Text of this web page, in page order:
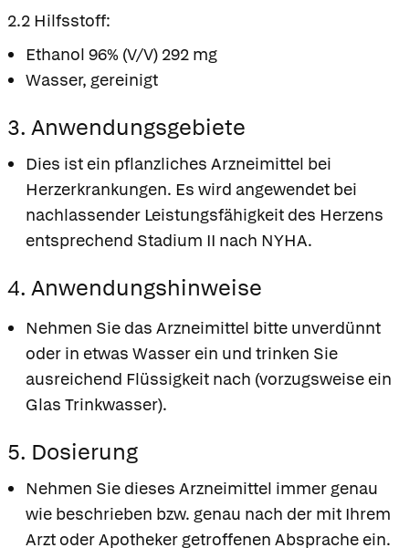
2.2 Hilfsstoff:
Ethanol 96% (V/V) 292 mg
Wasser, gereinigt
3. Anwendungsgebiete
Dies ist ein pflanzliches Arzneimittel bei
Herzerkrankungen. Es wird angewendet bei
nachlassender Leistungsfähigkeit des Herzens
entsprechend Stadium II nach NYHA.
4. Anwendungshinweise
Nehmen Sie das Arzneimittel bitte unverdünnt
oder in etwas Wasser ein und trinken Sie
ausreichend Flüssigkeit nach (vorzugsweise ein
Glas Trinkwasser).
5. Dosierung
Nehmen Sie dieses Arzneimittel immer genau
wie beschrieben bzw. genau nach der mit Ihrem
Arzt oder Apotheker getroffenen Absprache ein.